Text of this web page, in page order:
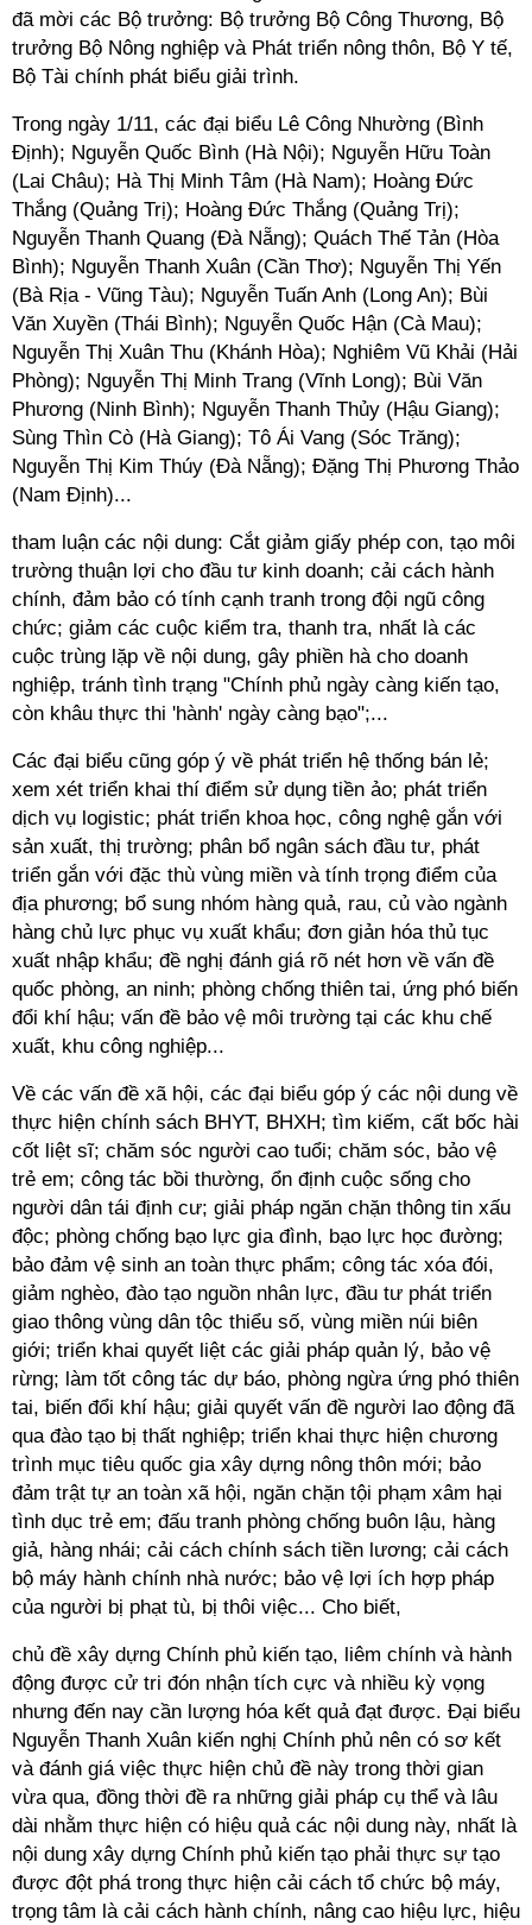
đã mời các Bộ trưởng: Bộ trưởng Bộ Công Thương, Bộ
trưởng Bộ Nông nghiệp và Phát triển nông thôn, Bộ Y tế,
Bộ Tài chính phát biểu giải trình.
Trong ngày 1/11, các đại biểu Lê Công Nhường (Bình
Định); Nguyễn Quốc Bình (Hà Nội); Nguyễn Hữu Toàn
(Lai Châu); Hà Thị Minh Tâm (Hà Nam); Hoàng Đức
Thắng (Quảng Trị); Hoàng Đức Thắng (Quảng Trị);
Nguyễn Thanh Quang (Đà Nẵng); Quách Thế Tản (Hòa
Bình); Nguyễn Thanh Xuân (Cần Thơ); Nguyễn Thị Yến
(Bà Rịa - Vũng Tàu); Nguyễn Tuấn Anh (Long An); Bùi
Văn Xuyền (Thái Bình); Nguyễn Quốc Hận (Cà Mau);
Nguyễn Thị Xuân Thu (Khánh Hòa); Nghiêm Vũ Khải (Hải
Phòng); Nguyễn Thị Minh Trang (Vĩnh Long); Bùi Văn
Phương (Ninh Bình); Nguyễn Thanh Thủy (Hậu Giang);
Sùng Thìn Cò (Hà Giang); Tô Ái Vang (Sóc Trăng);
Nguyễn Thị Kim Thúy (Đà Nẵng); Đặng Thị Phương Thảo
(Nam Định)...
tham luận các nội dung: Cắt giảm giấy phép con, tạo môi
trường thuận lợi cho đầu tư kinh doanh; cải cách hành
chính, đảm bảo có tính cạnh tranh trong đội ngũ công
chức; giảm các cuộc kiểm tra, thanh tra, nhất là các
cuộc trùng lặp về nội dung, gây phiền hà cho doanh
nghiệp, tránh tình trạng "Chính phủ ngày càng kiến tạo,
còn khâu thực thi 'hành' ngày càng bạo";...
Các đại biểu cũng góp ý về phát triển hệ thống bán lẻ;
xem xét triển khai thí điểm sử dụng tiền ảo; phát triển
dịch vụ logistic; phát triển khoa học, công nghệ gắn với
sản xuất, thị trường; phân bổ ngân sách đầu tư, phát
triển gắn với đặc thù vùng miền và tính trọng điểm của
địa phương; bổ sung nhóm hàng quả, rau, củ vào ngành
hàng chủ lực phục vụ xuất khẩu; đơn giản hóa thủ tục
xuất nhập khẩu; đề nghị đánh giá rõ nét hơn về vấn đề
quốc phòng, an ninh; phòng chống thiên tai, ứng phó biến
đổi khí hậu; vấn đề bảo vệ môi trường tại các khu chế
xuất, khu công nghiệp...
Về các vấn đề xã hội, các đại biểu góp ý các nội dung về
thực hiện chính sách BHYT, BHXH; tìm kiếm, cất bốc hài
cốt liệt sĩ; chăm sóc người cao tuổi; chăm sóc, bảo vệ
trẻ em; công tác bồi thường, ổn định cuộc sống cho
người dân tái định cư; giải pháp ngăn chặn thông tin xấu
độc; phòng chống bạo lực gia đình, bạo lực học đường;
bảo đảm vệ sinh an toàn thực phẩm; công tác xóa đói,
giảm nghèo, đào tạo nguồn nhân lực, đầu tư phát triển
giao thông vùng dân tộc thiểu số, vùng miền núi biên
giới; triển khai quyết liệt các giải pháp quản lý, bảo vệ
rừng; làm tốt công tác dự báo, phòng ngừa ứng phó thiên
tai, biến đổi khí hậu; giải quyết vấn đề người lao động đã
qua đào tạo bị thất nghiệp; triển khai thực hiện chương
trình mục tiêu quốc gia xây dựng nông thôn mới; bảo
đảm trật tự an toàn xã hội, ngăn chặn tội phạm xâm hại
tình dục trẻ em; đấu tranh phòng chống buôn lậu, hàng
giả, hàng nhái; cải cách chính sách tiền lương; cải cách
bộ máy hành chính nhà nước; bảo vệ lợi ích hợp pháp
của người bị phạt tù, bị thôi việc... Cho biết,
chủ đề xây dựng Chính phủ kiến tạo, liêm chính và hành
động được cử tri đón nhận tích cực và nhiều kỳ vọng
nhưng đến nay cần lượng hóa kết quả đạt được. Đại biểu
Nguyễn Thanh Xuân kiến nghị Chính phủ nên có sơ kết
và đánh giá việc thực hiện chủ đề này trong thời gian
vừa qua, đồng thời đề ra những giải pháp cụ thể và lâu
dài nhằm thực hiện có hiệu quả các nội dung này, nhất là
nội dung xây dựng Chính phủ kiến tạo phải thực sự tạo
được đột phá trong thực hiện cải cách tổ chức bộ máy,
trọng tâm là cải cách hành chính, nâng cao hiệu lực, hiệu